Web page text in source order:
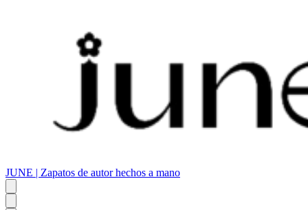
JUNE | Zapatos de autor hechos a mano